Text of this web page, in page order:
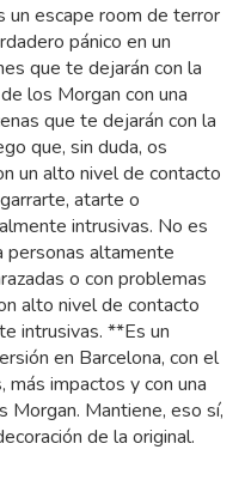
un escape room de terror
pánico en un
que te dejarán con la
los Morgan con una
que te dejarán con la
que, sin duda, os
un alto nivel de contacto
atarte o
intrusivas. No es
personas altamente
o con problemas
alto nivel de contacto
intrusivas. **Es un
en Barcelona, con el
impactos y con una
Morgan. Mantiene, eso sí,
de la original.